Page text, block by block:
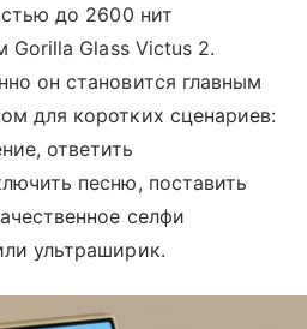
до 2600 нит
Gorilla Glass Victus 2.
он становится главным
для коротких сценариев:
ответить
песню, поставить
селфи
ультраширик.